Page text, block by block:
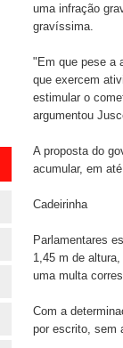
uma infração
gravíssima.
"Em que pese a
que exercem
estimular o
argumentou
A proposta do
acumular, em
Cadeirinha
Parlamentares
1,45 m de
uma multa
Com a
por escrito, sem